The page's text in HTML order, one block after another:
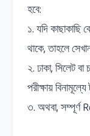
হবে:
১. যদি
থাকে, তাহলে
২. ঢাকা, সিলেট
পরীক্ষায় বিনামূল্যে
৩. অথবা,